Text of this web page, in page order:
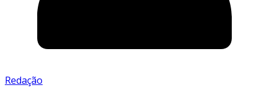
Redação